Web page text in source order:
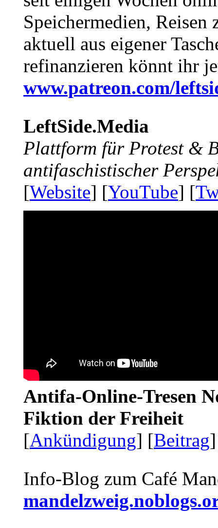
Speichermedien, Reisen
aktuell aus eigener
refinanzieren könnt ihr
www.patreon.com/
LeftSide.Media
Plattform für Protest &
antifaschistischer
[Website] [YouTube] [
Antifa-Online-Tresen
Fiktion der Freiheit
[Ankündigung] [Beitrag
Info-Blog zum Café